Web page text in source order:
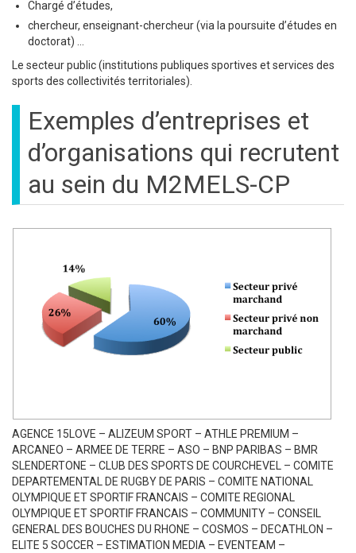
Chargé d’études,
chercheur, enseignant-chercheur (via la poursuite d’études en
doctorat) …
Le secteur public (institutions publiques sportives et services des
sports des collectivités territoriales).
Exemples d’entreprises et
d’organisations qui recrutent
au sein du M2MELS-CP
AGENCE 15LOVE – ALIZEUM SPORT – ATHLE PREMIUM –
ARCANEO – ARMEE DE TERRE – ASO – BNP PARIBAS – BMR
SLENDERTONE – CLUB DES SPORTS DE COURCHEVEL – COMITE
DEPARTEMENTAL DE RUGBY DE PARIS – COMITE NATIONAL
OLYMPIQUE ET SPORTIF FRANCAIS – COMITE REGIONAL
OLYMPIQUE ET SPORTIF FRANCAIS – COMMUNITY – CONSEIL
GENERAL DES BOUCHES DU RHONE – COSMOS – DECATHLON –
ELITE 5 SOCCER – ESTIMATION MEDIA – EVENTEAM –